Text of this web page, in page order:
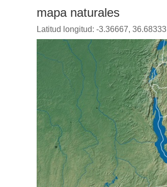
mapa naturales
Latitud longitud: -3.36667, 36.68333